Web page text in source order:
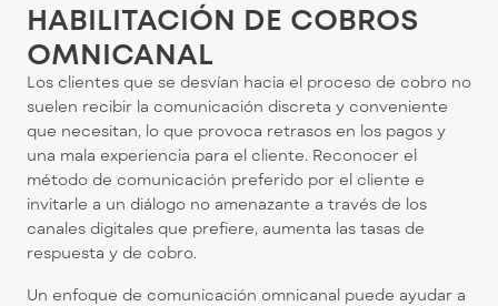
HABILITACIÓN DE COBROS
OMNICANAL
Los clientes que se desvían hacia el proceso de cobro no
suelen recibir la comunicación discreta y conveniente
que necesitan, lo que provoca retrasos en los pagos y
una mala experiencia para el cliente. Reconocer el
método de comunicación preferido por el cliente e
invitarle a un diálogo no amenazante a través de los
canales digitales que prefiere, aumenta las tasas de
respuesta y de cobro.
Un enfoque de comunicación omnicanal puede ayudar a